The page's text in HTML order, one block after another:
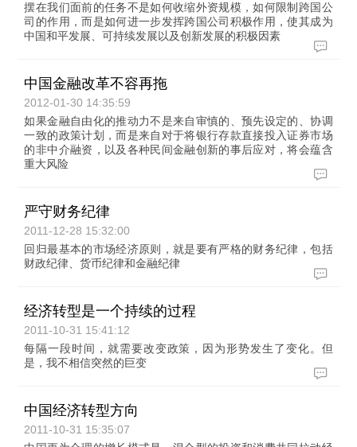
摆在我们面前的任务不是如何收缩外资规模，如何限制跨国公
司的作用，而是如何进一步发挥跨国公司积极作用，使其成为
中国和平发展、可持续发展以及创新发展的积极因素
中国金融改革不容再拖
2012-01-30 14:35:59
如果金融自由化的推动力不是来自审慎的、预先设定的、协调
一致的政策计划，而是来自对于将银行存款直接投入证券市场
的非中介融资，以及各种民间金融创新的事后应对，将会蕴含
重大风险
严守财务纪律
2011-12-28 15:32:00
回归最基本的市场经济原则，就是要有严格的财务纪律，包括
财政纪律、货币纪律和金融纪律
经济转型是一个持续的过程
2011-10-31 15:41:12
每隔一段时间，就需要改变政策，因为形势发生了变化。但
是，我不相信突然的巨变
中国经济转型方向
2011-10-31 15:35:07